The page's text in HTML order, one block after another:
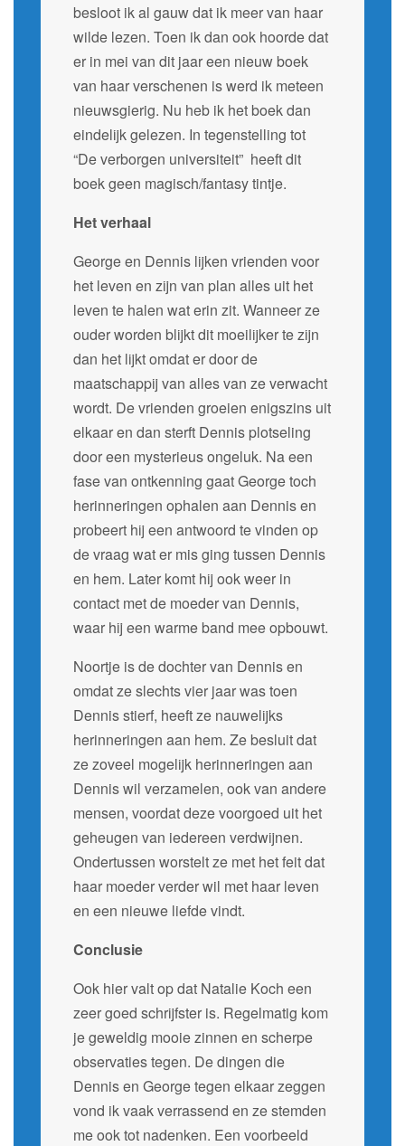
besloot ik al gauw dat ik meer van haar
wilde lezen. Toen ik dan ook hoorde dat
er in mei van dit jaar een nieuw boek
van haar verschenen is werd ik meteen
nieuwsgierig. Nu heb ik het boek dan
eindelijk gelezen. In tegenstelling tot
“De verborgen universiteit” heeft dit
boek geen magisch/fantasy tintje.
Het verhaal
George en Dennis lijken vrienden voor
het leven en zijn van plan alles uit het
leven te halen wat erin zit. Wanneer ze
ouder worden blijkt dit moeilijker te zijn
dan het lijkt omdat er door de
maatschappij van alles van ze verwacht
wordt. De vrienden groeien enigszins uit
elkaar en dan sterft Dennis plotseling
door een mysterieus ongeluk. Na een
fase van ontkenning gaat George toch
herinneringen ophalen aan Dennis en
probeert hij een antwoord te vinden op
de vraag wat er mis ging tussen Dennis
en hem. Later komt hij ook weer in
contact met de moeder van Dennis,
waar hij een warme band mee opbouwt.
Noortje is de dochter van Dennis en
omdat ze slechts vier jaar was toen
Dennis stierf, heeft ze nauwelijks
herinneringen aan hem. Ze besluit dat
ze zoveel mogelijk herinneringen aan
Dennis wil verzamelen, ook van andere
mensen, voordat deze voorgoed uit het
geheugen van iedereen verdwijnen.
Ondertussen worstelt ze met het feit dat
haar moeder verder wil met haar leven
en een nieuwe liefde vindt.
Conclusie
Ook hier valt op dat Natalie Koch een
zeer goed schrijfster is. Regelmatig kom
je geweldig mooie zinnen en scherpe
observaties tegen. De dingen die
Dennis en George tegen elkaar zeggen
vond ik vaak verrassend en ze stemden
me ook tot nadenken. Een voorbeeld